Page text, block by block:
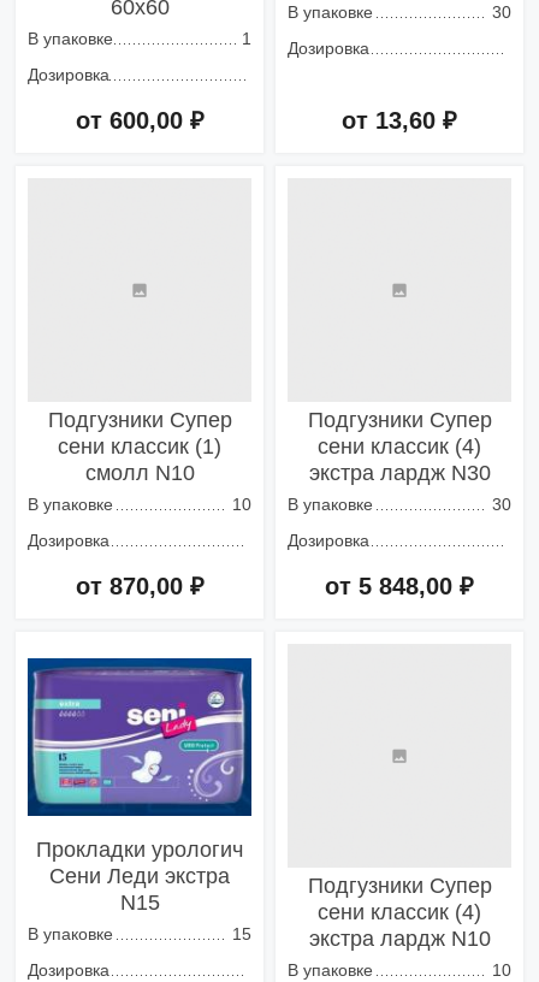
60х60
В упаковке
1
Дозировка
от 600,00 ₽
В упаковке
30
Дозировка
от 13,60 ₽
Подгузники Супер
сени классик (1)
смолл N10
В упаковке
10
Дозировка
от 870,00 ₽
Подгузники Супер
сени классик (4)
экстра лардж N30
В упаковке
30
Дозировка
от 5 848,00 ₽
Прокладки урологич
Сени Леди экстра
N15
В упаковке
15
Дозировка
Подгузники Супер
сени классик (4)
экстра лардж N10
В упаковке
10